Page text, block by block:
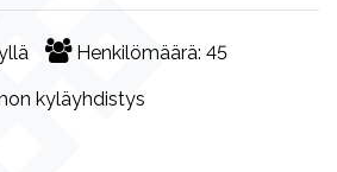
Henkilömäärä: 45
kyläyhdistys